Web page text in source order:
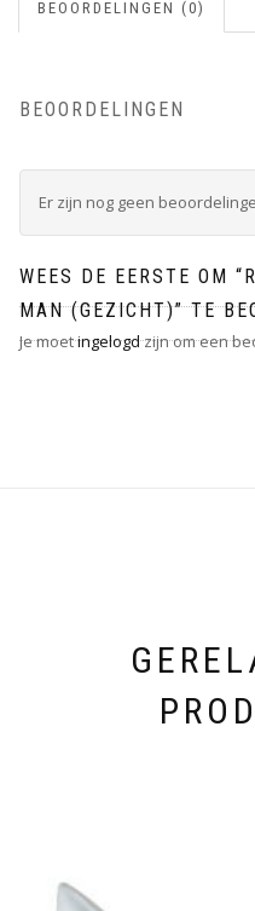
BEOORDELINGEN (0)
BEOORDELINGEN
Er zijn nog geen
WEES DE EERSTE OM
MAN (GEZICHT)” TE
Je moetingelogdzijn om een